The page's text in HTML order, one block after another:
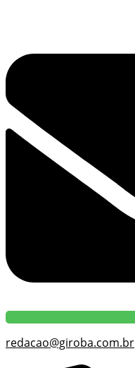
redacao@giroba.com.br